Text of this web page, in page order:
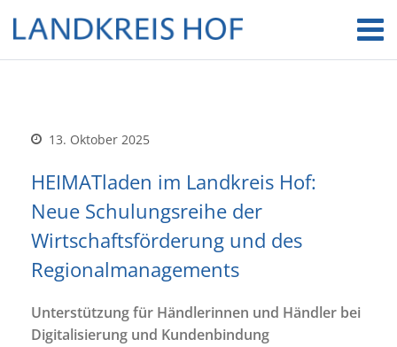
13. Oktober 2025
HEIMATladen im Landkreis Hof:
Neue Schulungsreihe der
Wirtschaftsförderung und des
Regionalmanagements
Unterstützung für Händlerinnen und Händler bei
Digitalisierung und Kundenbindung